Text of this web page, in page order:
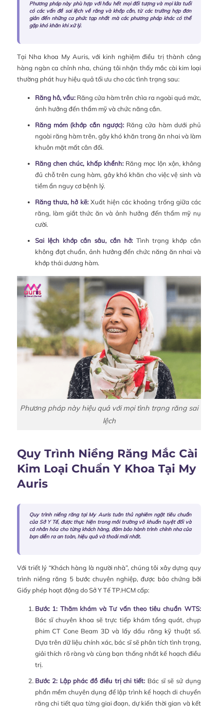
Phương pháp này phù hợp với hầu hết mọi đối tượng và mọi lứa tuổi
có các vấn đề sai lệch về răng và khớp cắn, từ các trường hợp đơn
giản đến những ca phức tạp nhất mà các phương pháp khác có thể
gặp khó khăn khi xử lý.
Tại Nha khoa My Auris, với kinh nghiệm điều trị thành công
hàng ngàn ca chỉnh nha, chúng tôi nhận thấy mắc cài kim loại
thường phát huy hiệu quả tối ưu cho các tình trạng sau:
Răng hô, vẩu:Răng cửa hàm trên chìa ra ngoài quá mức,
ảnh hưởng đến thẩm mỹ và chức năng cắn.
Răng móm (khớp cắn ngược):Răng cửa hàm dưới phủ
ngoài răng hàm trên, gây khó khăn trong ăn nhai và làm
khuôn mặt mất cân đối.
Răng chen chúc, khấp khểnh:Răng mọc lộn xộn, không
đủ chỗ trên cung hàm, gây khó khăn cho việc vệ sinh và
tiềm ẩn nguy cơ bệnh lý.
Răng thưa, hở kẽ:Xuất hiện các khoảng trống giữa các
răng, làm giắt thức ăn và ảnh hưởng đến thẩm mỹ nụ
cười.
Sai lệch khớp cắn sâu, cắn hở:Tình trạng khớp cắn
không đạt chuẩn, ảnh hưởng đến chức năng ăn nhai và
khớp thái dương hàm.
Phương pháp này hiệu quả với mọi tình trạng răng sai
lệch
Quy Trình Niềng Răng Mắc Cài
Kim Loại Chuẩn Y Khoa Tại My
Auris
Quy trình niềng răng tại My Auris tuân thủ nghiêm ngặt tiêu chuẩn
của Sở Y Tế, được thực hiện trong môi trường vô khuẩn tuyệt đối và
cá nhân hóa cho từng khách hàng, đảm bảo hành trình chỉnh nha của
bạn diễn ra an toàn, hiệu quả và thoải mái nhất.
Với triết lý “Khách hàng là người nhà”, chúng tôi xây dựng quy
trình niềng răng 5 bước chuyên nghiệp, được bảo chứng bởi
Giấy phép hoạt động do Sở Y Tế TP.HCM cấp:
Bước 1: Thăm khám và Tư vấn theo tiêu chuẩn WTS:
Bác sĩ chuyên khoa sẽ trực tiếp khám tổng quát, chụp
phim CT Cone Beam 3D và lấy dấu răng kỹ thuật số.
Dựa trên dữ liệu chính xác, bác sĩ sẽ phân tích tình trạng,
giải thích rõ ràng và cùng bạn thống nhất kế hoạch điều
trị.
Bước 2: Lập phác đồ điều trị chi tiết: Bác sĩ sẽ sử dụng
phần mềm chuyên dụng để lập trình kế hoạch di chuyển
răng chi tiết qua từng giai đoạn, dự kiến thời gian và kết